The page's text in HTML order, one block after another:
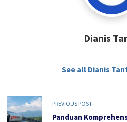
Dianis
See all Dianis
PREVIOUS POST
Panduan